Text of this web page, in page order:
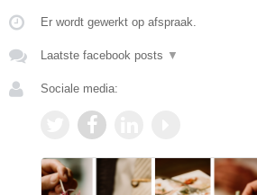
Er wordt gewerkt op afspraak.
Laatste facebook posts ▼
Sociale media: